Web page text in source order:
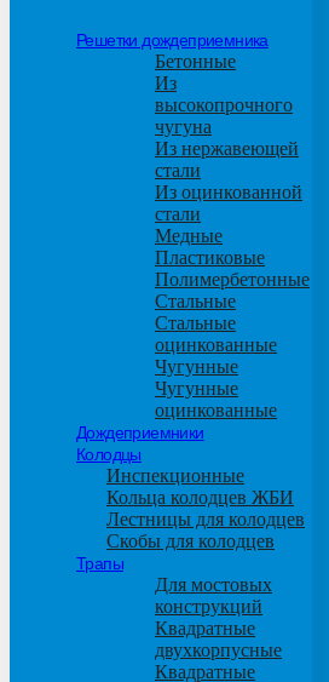
Решетки дождеприемника
Бетонные
Из
высокопрочного
чугуна
Из нержавеющей
стали
Из оцинкованной
стали
Медные
Пластиковые
Полимербетонные
Стальные
Стальные
оцинкованные
Чугунные
Чугунные
оцинкованные
Дождеприемники
Колодцы
Инспекционные
Кольца колодцев ЖБИ
Лестницы для колодцев
Скобы для колодцев
Трапы
Для мостовых
конструкций
Квадратные
двухкорпусные
Квадратные